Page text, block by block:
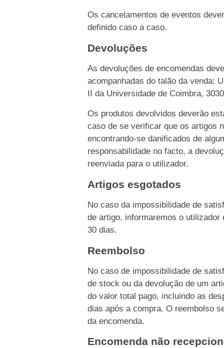
Os cancelamentos de eventos
definido caso a caso.
Devoluções
As devoluções de encomendas
acompanhadas do talão da venda:
II da Universidade de Coimbra,
Os produtos devolvidos deverão
caso de se verificar que os artigos
encontrando-se danificados de
responsabilidade no facto, a
reenviada para o utilizador.
Artigos esgotados
No caso da impossibilidade de
de artigo, informaremos o
30 dias.
Reembolso
No caso de impossibilidade de
de stock ou da devolução de um
do valor total pago, incluindo as
dias após a compra. O reembolso
da encomenda.
Encomenda não